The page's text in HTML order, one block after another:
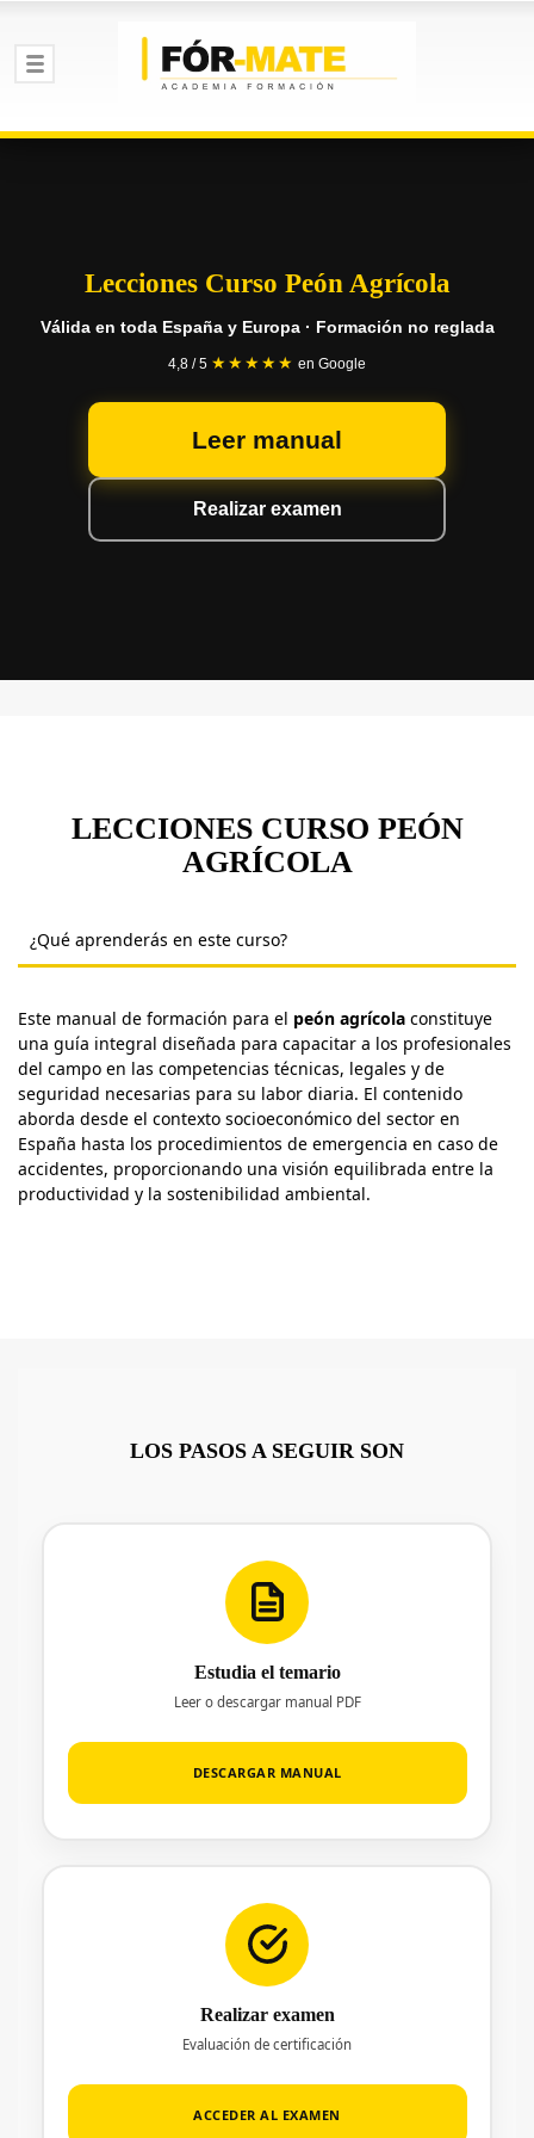
Lecciones Curso Peón Agrícola
Válida en toda España y Europa · Formación no reglada
4,8 / 5 ★★★★★ en Google
Leer manual
Realizar examen
LECCIONES CURSO PEÓN
AGRÍCOLA
¿Qué aprenderás en este curso?
Este manual de formación para el peón agrícola constituye
una guía integral diseñada para capacitar a los profesionales
del campo en las competencias técnicas, legales y de
seguridad necesarias para su labor diaria. El contenido
aborda desde el contexto socioeconómico del sector en
España hasta los procedimientos de emergencia en caso de
accidentes, proporcionando una visión equilibrada entre la
productividad y la sostenibilidad ambiental.
LOS PASOS A SEGUIR SON
Estudia el temario
Leer o descargar manual PDF
DESCARGAR MANUAL
Realizar examen
Evaluación de certificación
ACCEDER AL EXAMEN